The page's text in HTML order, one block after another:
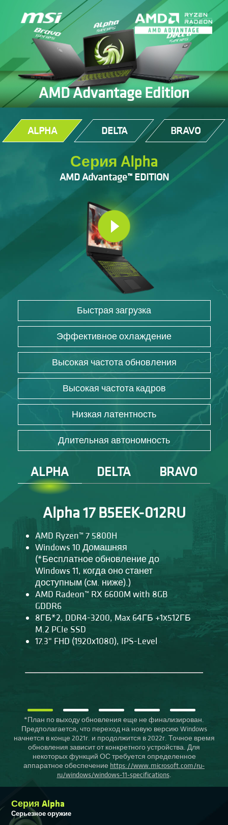
AMD Advantage Edition
ALPHA DELTA BRAVO
Серия Alpha
AMD Advantage™ EDITION
Быстрая загрузка
Эффективное охлаждение
Высокая частота обновления
Высокая частота кадров
Низкая латентность
Длительная автономность
ALPHA DELTA BRAVO
Alpha 17 B5EEK-012RU
AMD Ryzen™ 7 5800H
Windows 10 Домашняя
(*Бесплатное обновление до
Windows 11, когда оно станет
доступным (см. ниже).)
AMD Radeon™ RX 6600M with 8GB
GDDR6
8ГБ*2, DDR4-3200, Max 64ГБ +1х512ГБ
M.2 PCIe SSD
17.3" FHD (1920x1080), IPS-Level
*План по выходу обновления еще не финализирован.
Предполагается, что переход на новую версию Windows
начнется в конце 2021г. и продолжится в 2022г. Точное время
обновления зависит от конкретного устройства. Для
некоторых функций ОС требуется определенное
аппаратное обеспечение https://www.microsoft.com/ru-
ru/windows/windows-11-specifications.
Серия Alpha
Серьезное оружие